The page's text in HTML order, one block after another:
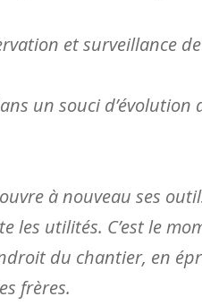
et surveillance de
un souci d’évolution
à nouveau ses
les utilités. C’est le
du chantier, en
frères.